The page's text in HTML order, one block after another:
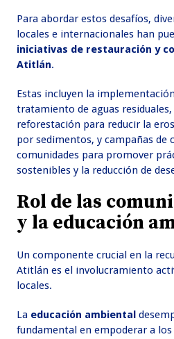
Para abordar estos desafíos,
locales e internacionales han
iniciativas de restauración y
Atitlán.
Estas incluyen la
tratamiento de aguas
reforestación para reducir la
por sedimentos, y campañas de
comunidades para promover
sostenibles y la reducción de
Rol de las
y la educación
Un componente crucial en la
Atitlán es el involucramiento
locales.
La educación ambiental
fundamental en empoderar a